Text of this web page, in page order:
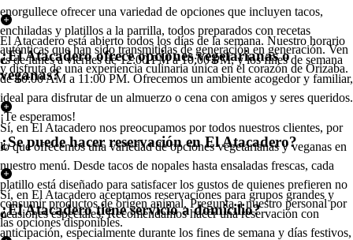
enorgullece ofrecer una variedad de opciones que incluyen tacos,
enchiladas y platillos a la parrilla, todos preparados con recetas
auténticas que han sido transmitidas de generación en generación. Ven
y disfruta de una experiencia culinaria única en el corazón de Orizaba.
El Atacadero está abierto todos los días de la semana. Nuestro horario
es de lunes a viernes de 12:00 PM a 10:00 PM, y los fines de semana
de 10:00 AM a 11:00 PM. Ofrecemos un ambiente acogedor y familiar,
ideal para disfrutar de un almuerzo o cena con amigos y seres queridos.
¡Te esperamos!
¿El Atacadero ofrece opciones vegetarianas o
veganas?
Sí, en El Atacadero nos preocupamos por todos nuestros clientes, por
lo que ofrecemos una variedad de opciones vegetarianas y veganas en
nuestro menú. Desde tacos de nopales hasta ensaladas frescas, cada
platillo está diseñado para satisfacer los gustos de quienes prefieren no
consumir productos de origen animal. Pregunta a nuestro personal por
las opciones disponibles.
¿Se puede hacer reservación en El Atacadero?
Sí, en El Atacadero aceptamos reservaciones para grupos grandes y
ocasiones especiales. Recomendamos hacer una reservación con
anticipación, especialmente durante los fines de semana y días festivos,
¿El Atacadero tiene servicio a domicilio?